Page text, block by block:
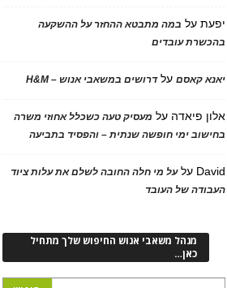
יפעתעל במה מתבטא ההחזר על ההשקעה
בהכשרת עובדים
יאנא קאסםעלדרושים במשאבי אנוש – H&M
אלון פיאדה על מעסיק טעה כשכלל אחוזי משרה
בחישוב ימי חופשה שנתית – והפסיד בתביעה
David עלעל מי חלה החובה לשלם את עלות ציוד
העבודה של העובד
מנהל משאבי אנוש החיפוש שלך מתחיל
כאן…